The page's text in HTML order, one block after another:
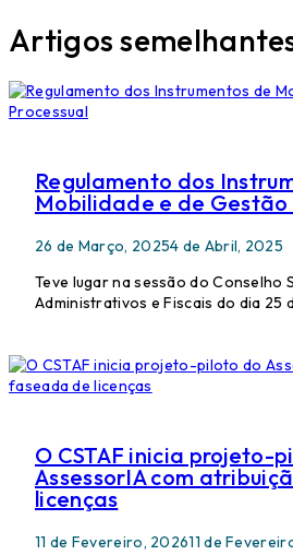
Artigos
Regulamento dos
Mobilidade e de Gestão
26 de Março, 20254 de Abril, 2025
Teve lugar na sessão do Conselho
Administrativos e Fiscais do dia 25
O CSTAF inicia projeto-
AssessorIA com
licenças
11 de Fevereiro, 202611 de